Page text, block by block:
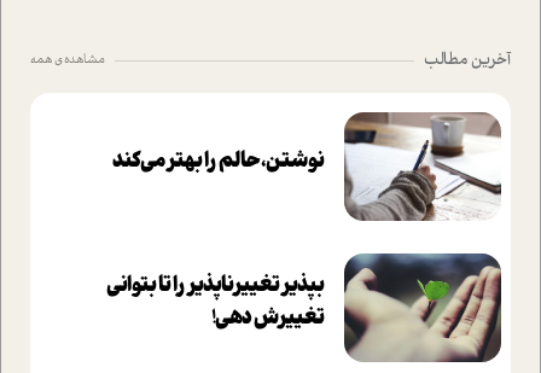
آخرین مطالب مشاهده ی همه
نوشتن، حالم را بهتر می‌کند
بپذير تغييرناپذير را تا بتواني
تغييرش دهي!‏